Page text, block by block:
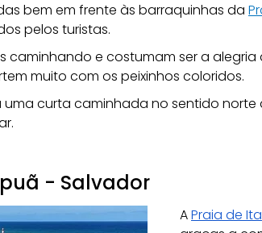
bem em frente às barraquinhas da
pelos turistas.
caminhando e costumam ser a alegria
muito com os peixinhos coloridos.
uma curta caminhada no sentido norte
- Salvador
A Praia de